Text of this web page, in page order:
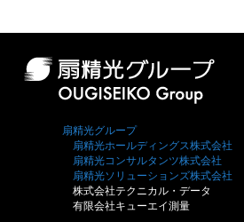
扇精光グループ
扇精光ホールディングス株式会社
扇精光コンサルタンツ株式会社
扇精光ソリューションズ株式会社
株式会社テクニカル・データ
有限会社キューエイ測量